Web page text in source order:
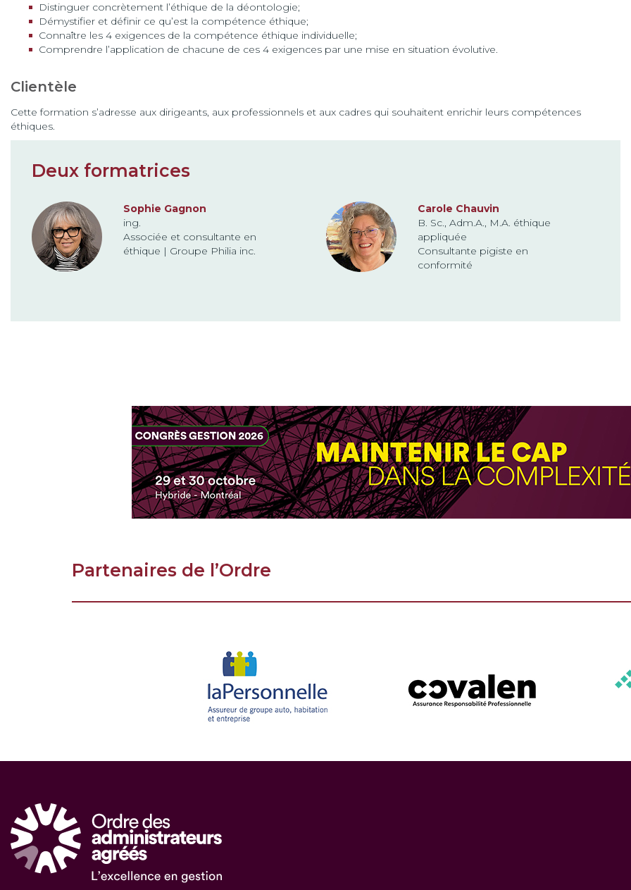
Distinguer concrètement l’éthique de la déontologie;
Démystifier et définir ce qu’est la compétence éthique;
Connaître les 4 exigences de la compétence éthique individuelle;
Comprendre l’application de chacune de ces 4 exigences par une mise en situation évolutive.
Clientèle
Cette formation s’adresse aux dirigeants, aux professionnels et aux cadres qui souhaitent enrichir leurs compétences
éthiques.
Deux formatrices
Sophie Gagnon
ing.
Associée et consultante en
éthique | Groupe Philia inc.
Carole Chauvin
B. Sc., Adm.A., M.A. éthique
appliquée
Consultante pigiste en
conformité
Partenaires de l’Ordre